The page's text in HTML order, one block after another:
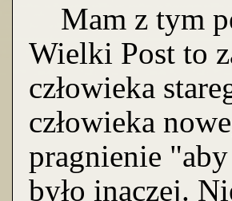
Mam z tym
Wielki Post to
człowieka
człowieka
pragnienie
było inaczej.